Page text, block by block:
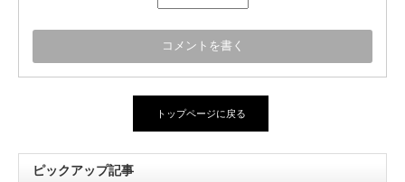
トップページに戻る
ピックアップ記事